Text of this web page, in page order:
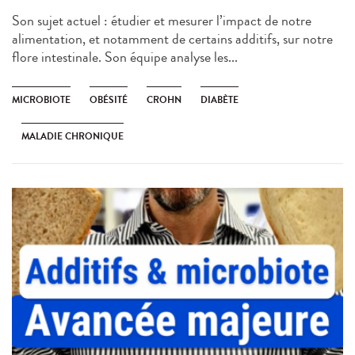
Son sujet actuel : étudier et mesurer l’impact de notre
alimentation, et notamment de certains additifs, sur notre
flore intestinale. Son équipe analyse les...
MICROBIOTE OBÉSITÉ CROHN DIABÈTE
MALADIE CHRONIQUE